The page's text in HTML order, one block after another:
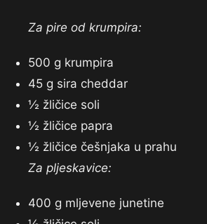
Za pire od krumpira:
500 g krumpira
45 g sira cheddar
½ žličice soli
½ žličice papra
½ žličice češnjaka u prahu
Za pljeskavice:
400 g mljevene junetine